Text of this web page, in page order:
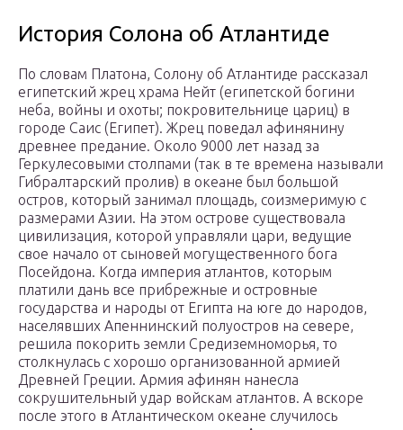
История Солона об Атлантиде
По словам Платона, Солону об Атлантиде рассказал
египетский жрец храма Нейт (египетской богини
неба, войны и охоты; покровительнице цариц) в
городе Саис (Египет). Жрец поведал афинянину
древнее предание. Около 9000 лет назад за
Геркулесовыми столпами (так в те времена называли
Гибралтарский пролив) в океане был большой
остров, который занимал площадь, соизмеримую с
размерами Азии. На этом острове существовала
цивилизация, которой управляли цари, ведущие
свое начало от сыновей могущественного бога
Посейдона. Когда империя атлантов, которым
платили дань все прибрежные и островные
государства и народы от Египта на юге до народов,
населявших Апеннинский полуостров на севере,
решила покорить земли Средиземноморья, то
столкнулась с хорошо организованной армией
Древней Греции. Армия афинян нанесла
сокрушительный удар войскам атлантов. А вскоре
после этого в Атлантическом океане случилось